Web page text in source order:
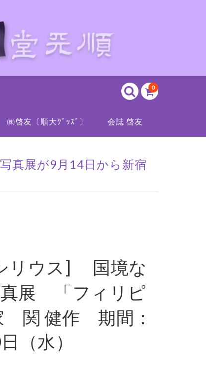
0
㈱啓友〔順大ｸﾞｯｽﾞ〕 会誌 啓友
真展が9月14日から新宿
リウス] 国境な
展 「フィリピ
関 健作 期間：
（水）